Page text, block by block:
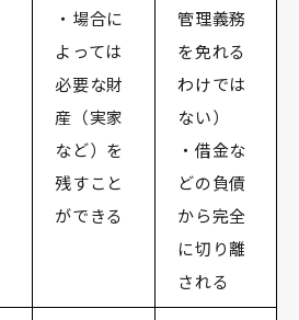
・場合に
よっては
必要な財
産（実家
など）を
残すこと
ができる
管理義務
を免れる
わけでは
ない）
・借金な
どの負債
から完全
に切り離
される